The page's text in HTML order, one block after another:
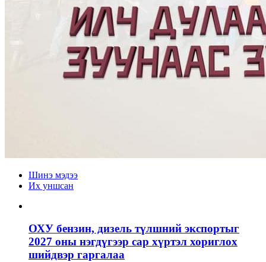
Шинэ мэдээ
Их уншсан
ОХУ бензин, дизель түлшний экспортыг
2027 оны нэгдүгээр сар хүртэл хориглох
шийдвэр гаргалаа